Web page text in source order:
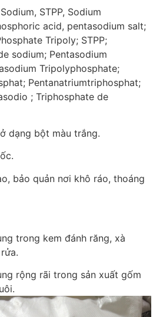
STPP, Sodium
acid, pentasodium salt;
Tripoly; STPP;
sodium; Pentasodium
Tripolyphosphate;
Pentanatriumtriphosphat;
; Triphosphate de
dạng bột màu trắng.
bảo quản nơi khô ráo, thoáng
trong kem đánh răng, xà
rộng rãi trong sản xuất gốm